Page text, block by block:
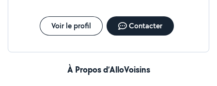
Voir le profil Contacter
À Propos d’AlloVoisins